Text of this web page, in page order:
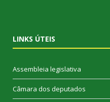
LINKS ÚTEIS
Assembleia legislativa
Câmara dos deputados